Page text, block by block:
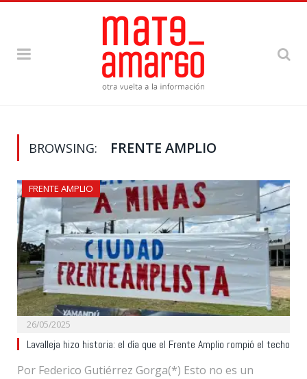
BROWSING: FRENTE AMPLIO
FRENTE AMPLIO
26/05/2025
Lavalleja hizo historia: el día que el Frente Amplio rompió el techo
Por Federico Gutiérrez Gorga(*) Esto no es un